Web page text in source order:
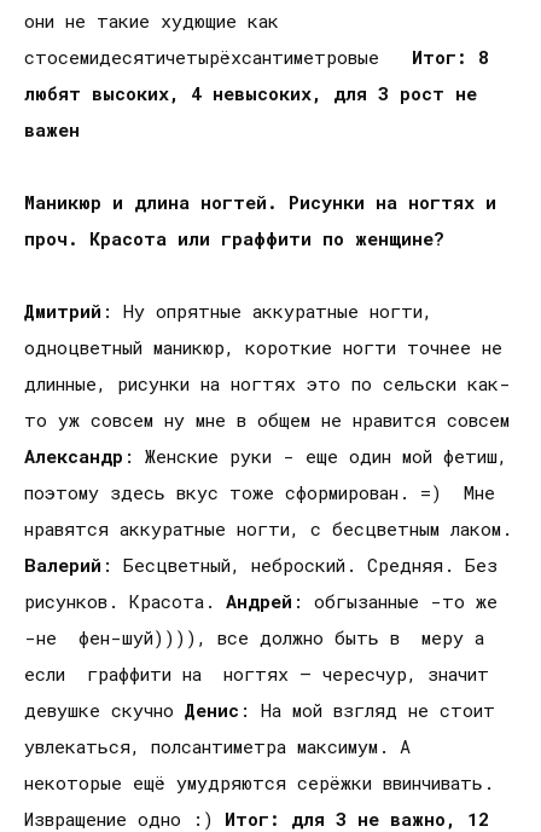
они не такие худющие как
стосемидесятичетырёхсантиметровые Итог: 8
любят высоких, 4 невысоких, для 3 рост не
важен
Маникюр и длина ногтей. Рисунки на ногтях и
проч. Красота или граффити по женщине?
Дмитрий : Ну опрятные аккуратные ногти,
одноцветный маникюр, короткие ногти точнее не
длинные, рисунки на ногтях это по сельски как-
то уж совсем ну мне в общем не нравится совсем
Александр : Женские руки - еще один мой фетиш,
поэтому здесь вкус тоже сформирован. =) Мне
нравятся аккуратные ногти, с бесцветным лаком.
Валерий : Бесцветный, неброский. Средняя. Без
рисунков. Красота. Андрей : обгызанные -то же
-не фен-шуй)))), все должно быть в меру а
если граффити на ногтях – чересчур, значит
девушке скучно Денис : На мой взгляд не стоит
увлекаться, полсантиметра максимум. А
некоторые ещё умудряются серёжки ввинчивать.
Извращение одно :) Итог: для 3 не важно, 12